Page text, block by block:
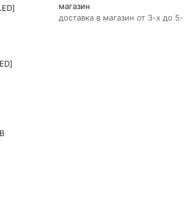
магазин
доставка в магазин от 3-х до